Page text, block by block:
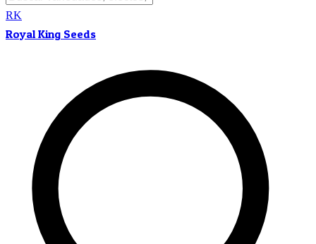
RK
Royal King Seeds